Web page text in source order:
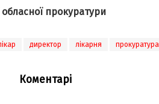
прокурaтури
директор лікарня прокуратура
Коментарі